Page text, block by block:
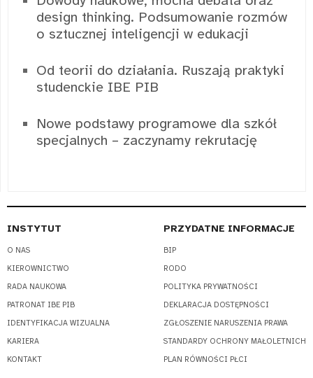
design thinking. Podsumowanie rozmów
o sztucznej inteligencji w edukacji
Od teorii do działania. Ruszają praktyki
studenckie IBE PIB
Nowe podstawy programowe dla szkół
specjalnych – zaczynamy rekrutację
INSTYTUT
O NAS
KIEROWNICTWO
RADA NAUKOWA
PATRONAT IBE PIB
IDENTYFIKACJA WIZUALNA
KARIERA
KONTAKT
PRZYDATNE INFORMACJE
BIP
RODO
POLITYKA PRYWATNOŚCI
DEKLARACJA DOSTĘPNOŚCI
ZGŁOSZENIE NARUSZENIA PRAWA
STANDARDY OCHRONY MAŁOLETNICH
PLAN RÓWNOŚCI PŁCI